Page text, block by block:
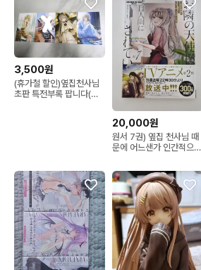
3,500원
(휴가철 할인)옆집천사님
초판 특전부록 팝니다(추
20,000원
원서 7권) 옆집 천사님 때
문에 어느샌가 인간적으로